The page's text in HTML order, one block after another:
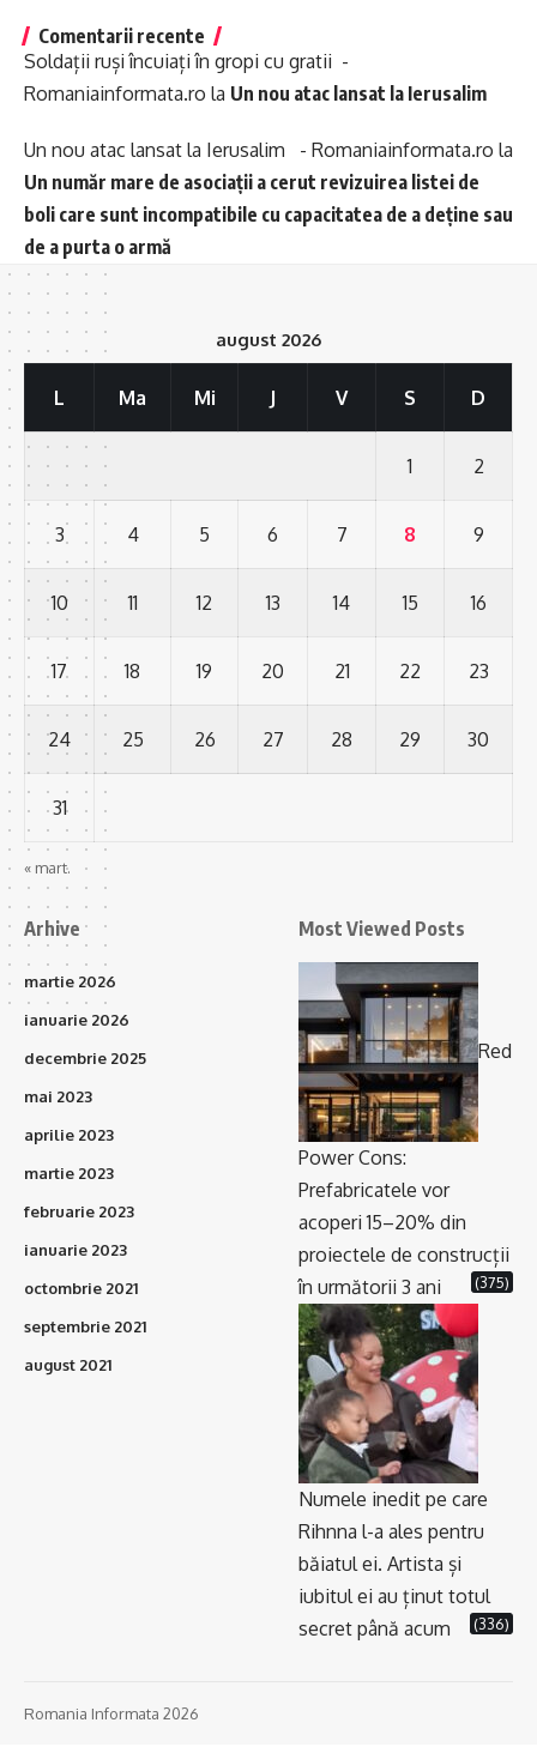
Comentarii recente
Soldații ruși încuiați în gropi cu gratii -
Romaniainformata.ro la Un nou atac lansat la Ierusalim
Un nou atac lansat la Ierusalim - Romaniainformata.ro la
Un număr mare de asociații a cerut revizuirea listei de
boli care sunt incompatibile cu capacitatea de a deține sau
de a purta o armă
august 2026
L Ma Mi J V S D
1 2
3 4 5 6 7 8 9
10 11 12 13 14 15 16
17 18 19 20 21 22 23
24 25 26 27 28 29 30
31
« mart.
Arhive
martie 2026
ianuarie 2026
decembrie 2025
mai 2023
aprilie 2023
martie 2023
februarie 2023
ianuarie 2023
octombrie 2021
septembrie 2021
august 2021
Most Viewed Posts
Red
Power Cons:
Prefabricatele vor
acoperi 15–20% din
proiectele de construcții
în următorii 3 ani
(375)
Numele inedit pe care
Rihnna l-a ales pentru
băiatul ei. Artista și
iubitul ei au ținut totul
secret până acum
(336)
Romania Informata 2026